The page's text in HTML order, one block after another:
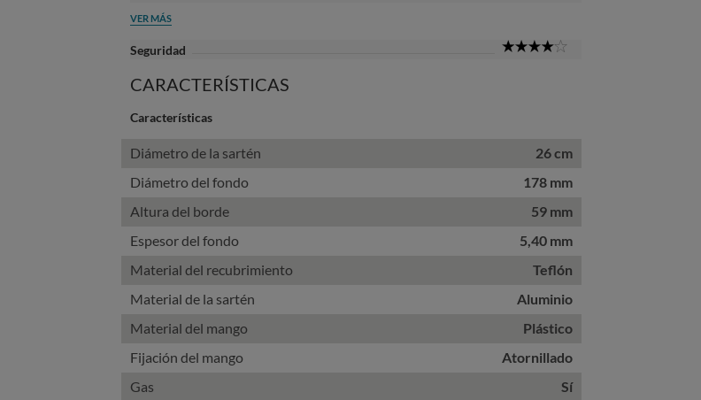
VER MÁS
Seguridad
CARACTERÍSTICAS
Características
Diámetro de la sartén
26 cm
Diámetro del fondo
178 mm
Altura del borde
59 mm
Espesor del fondo
5,40 mm
Material del recubrimiento
Teflón
Material de la sartén
Aluminio
Material del mango
Plástico
Fijación del mango
Atornillado
Gas
Sí